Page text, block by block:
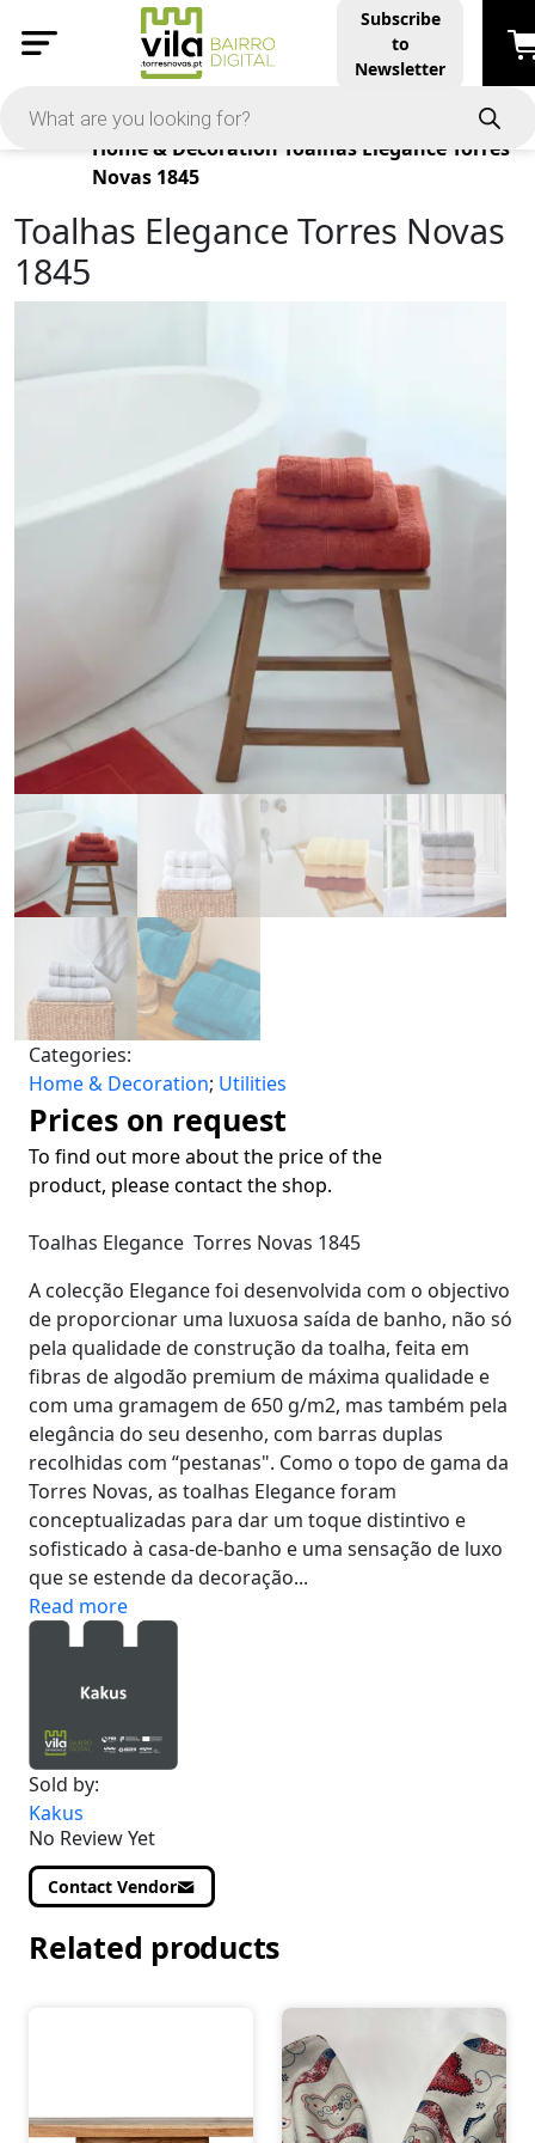
Subscribe
to
Newsletter
Products
Home & Decoration Toalhas Elegance Torres
Novas 1845
Toalhas Elegance Torres Novas
1845
Categories:
Home & Decoration; Utilities
Prices on request
To find out more about the price of the
product, please contact the shop.
Toalhas Elegance Torres Novas 1845
A colecção Elegance foi desenvolvida com o objectivo
de proporcionar uma luxuosa saída de banho, não só
pela qualidade de construção da toalha, feita em
fibras de algodão premium de máxima qualidade e
com uma gramagem de 650 g/m2, mas também pela
elegância do seu desenho, com barras duplas
recolhidas com “pestanas". Como o topo de gama da
Torres Novas, as toalhas Elegance foram
conceptualizadas para dar um toque distintivo e
sofisticado à casa-de-banho e uma sensação de luxo
que se estende da decoração...
Read more
Sold by:
Kakus
No Review Yet
Contact Vendor
Related products